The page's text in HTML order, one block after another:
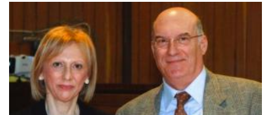
Элементы сервоконтроля
Электронные компоненты системы управления
Теплообмен
Системы Fan Drive
Теплообменники